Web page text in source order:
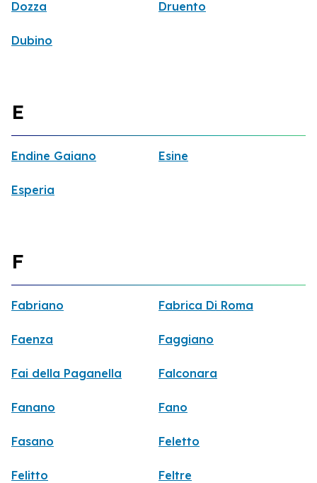
Dozza Druento
Dubino
E
Endine Gaiano Esine
Esperia
F
Fabriano Fabrica Di Roma
Faenza Faggiano
Fai della Paganella Falconara
Fanano Fano
Fasano Feletto
Felitto Feltre